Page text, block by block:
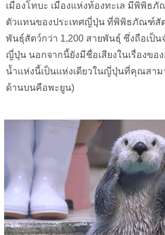
เมืองโทบะ เมืองแห่งท้องทะเล มีพิพิธ
ตัวแทนของประเทศญี่ปุ่น ที่พิพิธภัณฑ์สัต
พันธุ์สัตว์กว่า 1,200 สายพันธุ์ ซึ่งถือเป็
ญี่ปุ่น นอกจากนี้ยังมีชื่อเสียงในเรื่องข
น้ำแห่งนี้เป็นแห่งเดียวในญี่ปุ่นที่คุณสา
ด้านบนคือพะยูน)